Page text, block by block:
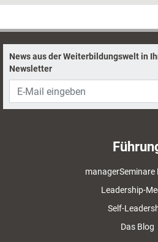
News aus der Weiterbildungswelt in
Newsletter
managerSeminare
Leadership-
Self-
Das Blog